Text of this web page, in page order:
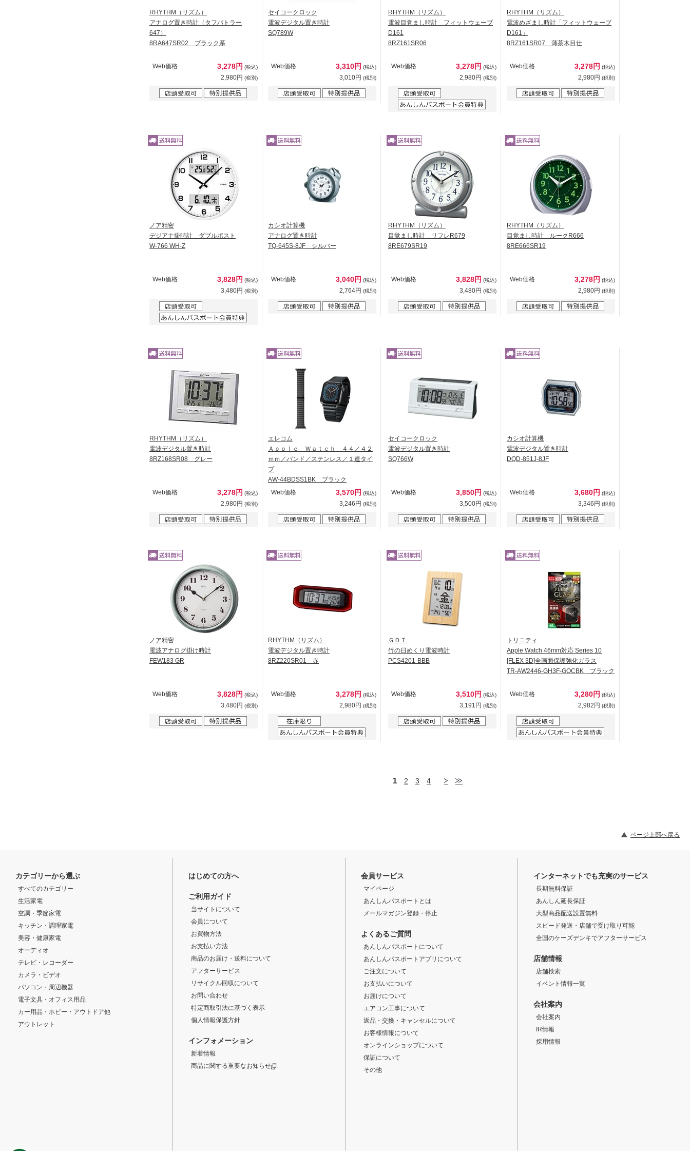
RHYTHM（リズム）
アナログ置き時計（タフバトラー
647）
8RA647SR02 ブラック系
Web価格 3,278円 (税込)
2,980円 (税別)
セイコークロック
電波デジタル置き時計
SQ789W
Web価格 3,310円 (税込)
3,010円 (税別)
RHYTHM（リズム）
電波目覚まし時計 フィットウェーブ
D161
8RZ161SR06
Web価格 3,278円 (税込)
2,980円 (税別)
RHYTHM（リズム）
電波めざまし時計「フィットウェーブ
D161」
8RZ161SR07 薄茶木目仕
Web価格 3,278円 (税込)
2,980円 (税別)
ノア精密
デジアナ掛時計 ダブルポスト
W-766 WH-Z
Web価格 3,828円 (税込)
3,480円 (税別)
カシオ計算機
アナログ置き時計
TQ-645S-8JF シルバー
Web価格 3,040円 (税込)
2,764円 (税別)
RHYTHM（リズム）
目覚まし時計 リフレR679
8RE679SR19
Web価格 3,828円 (税込)
3,480円 (税別)
RHYTHM（リズム）
目覚まし時計 ルークR666
8RE666SR19
Web価格 3,278円 (税込)
2,980円 (税別)
RHYTHM（リズム）
電波デジタル置き時計
8RZ168SR08 グレー
Web価格 3,278円 (税込)
2,980円 (税別)
エレコム
Ａｐｐｌｅ Ｗａｔｃｈ ４４／４２
ｍｍ／バンド／ステンレス／１連タイ
プ
AW-44BDSS1BK ブラック
Web価格
3,570円 (税込)
3,246円 (税別)
セイコークロック
電波デジタル置き時計
SQ766W
Web価格 3,850円 (税込)
3,500円 (税別)
カシオ計算機
電波デジタル置き時計
DQD-851J-8JF
Web価格 3,680円 (税込)
3,346円 (税別)
ノア精密
電波アナログ掛け時計
FEW183 GR
Web価格 3,828円 (税込)
3,480円 (税別)
RHYTHM（リズム）
電波デジタル置き時計
8RZ220SR01 赤
Web価格 3,278円 (税込)
2,980円 (税別)
ＧＤＴ
竹の日めくり電波時計
PCS4201-BBB
Web価格 3,510円 (税込)
3,191円 (税別)
トリニティ
Apple Watch 46mm対応 Series 10
[FLEX 3D]全画面保護強化ガラス
TR-AW2446-GH3F-GOCBK ブラック
Web価格 3,280円 (税込)
2,982円 (税別)
1 2 3 4
ページ上部へ戻る
カテゴリーから選ぶ
すべてのカテゴリー
生活家電
空調・季節家電
キッチン・調理家電
美容・健康家電
オーディオ
テレビ・レコーダー
カメラ・ビデオ
パソコン・周辺機器
電子文具・オフィス用品
カー用品・ホビー・アウトドア他
アウトレット
はじめての方へ
ご利用ガイド
当サイトについて
会員について
お買物方法
お支払い方法
商品のお届け・送料について
アフターサービス
リサイクル回収について
お問い合わせ
特定商取引法に基づく表示
個人情報保護方針
インフォメーション
新着情報
商品に関する重要なお知らせ
会員サービス
マイページ
あんしんパスポートとは
メールマガジン登録・停止
よくあるご質問
あんしんパスポートについて
あんしんパスポートアプリについて
ご注文について
お支払いについて
お届けについて
エアコン工事について
返品・交換・キャンセルについて
お客様情報について
オンラインショップについて
保証について
その他
インターネットでも充実のサービス
長期無料保証
あんしん延長保証
大型商品配送設置無料
スピード発送・店舗で受け取り可能
全国のケーズデンキでアフターサービス
店舗情報
店舗検索
イベント情報一覧
会社案内
会社案内
IR情報
採用情報